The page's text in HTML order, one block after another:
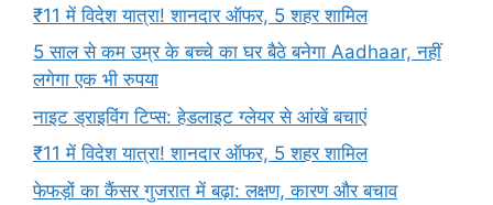
₹11 में विदेश यात्रा! शानदार ऑफर, 5 शहर शामिल
5 साल से कम उम्र के बच्चे का घर बैठे बनेगा Aadhaar, नहीं
लगेगा एक भी रुपया
नाइट ड्राइविंग टिप्स: हेडलाइट ग्लेयर से आंखें बचाएं
₹11 में विदेश यात्रा! शानदार ऑफर, 5 शहर शामिल
फेफड़ों का कैंसर गुजरात में बढ़ा: लक्षण, कारण और बचाव